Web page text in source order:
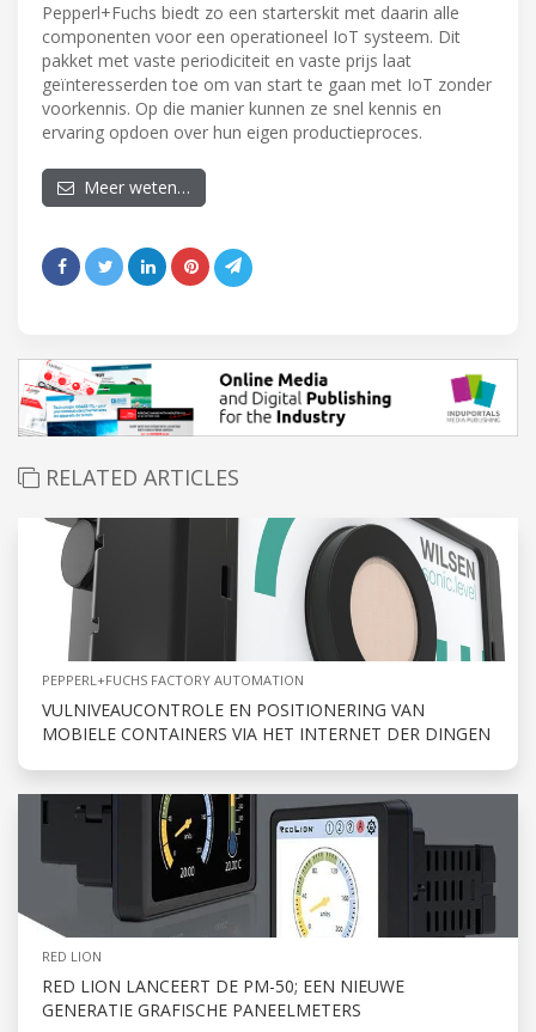
Pepperl+Fuchs biedt zo een starterskit met daarin alle
componenten voor een operationeel IoT systeem. Dit
pakket met vaste periodiciteit en vaste prijs laat
geïnteresserden toe om van start te gaan met IoT zonder
voorkennis. Op die manier kunnen ze snel kennis en
ervaring opdoen over hun eigen productieproces.
Meer weten…
RELATED ARTICLES
PEPPERL+FUCHS FACTORY AUTOMATION
VULNIVEAUCONTROLE EN POSITIONERING VAN
MOBIELE CONTAINERS VIA HET INTERNET DER DINGEN
RED LION
RED LION LANCEERT DE PM-50; EEN NIEUWE
GENERATIE GRAFISCHE PANEELMETERS